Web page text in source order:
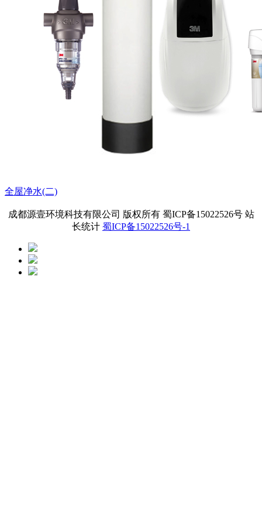
全屋净水(二)
成都源壹环境科技有限公司 版权所有 蜀ICP备15022526号 站
长统计 蜀ICP备15022526号-1